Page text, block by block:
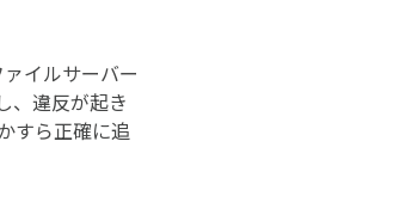
イルサーバー
、違反が起き
すら正確に追